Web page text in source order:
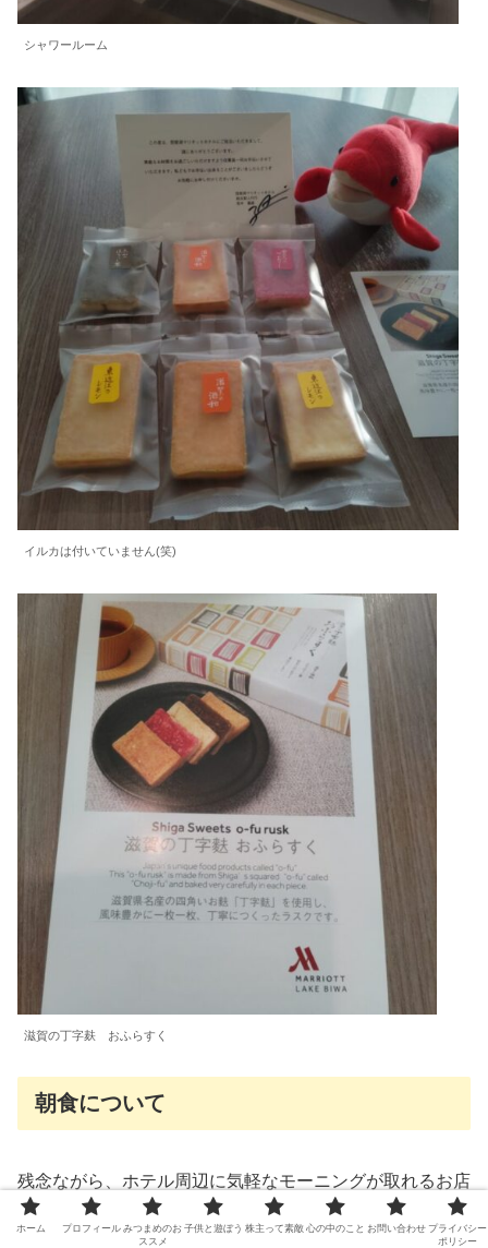
シャワールーム
イルカは付いていません(笑)
滋賀の丁字麸 おふらすく
朝食について
残念ながら、ホテル周辺に気軽なモーニングが取れるお店
はありません。PILIER守山も10時〜です。
ホーム プロフィール みつまめのお
ススメ
子供と遊ぼう 株主って素敵 心の中のこと お問い合わせ プライバシー
ポリシー